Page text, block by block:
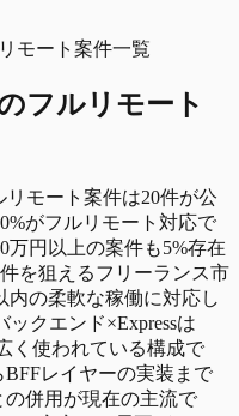
モート案件一覧
フルリモート
リモート案件は20件が公
がフルリモート対応で
万円以上の案件も5%存在
を狙えるフリーランス市
内の柔軟な稼働に対応し
クエンド×Expressは
く使われている構成で
レイヤーの実装まで
の併用が現在の主流で